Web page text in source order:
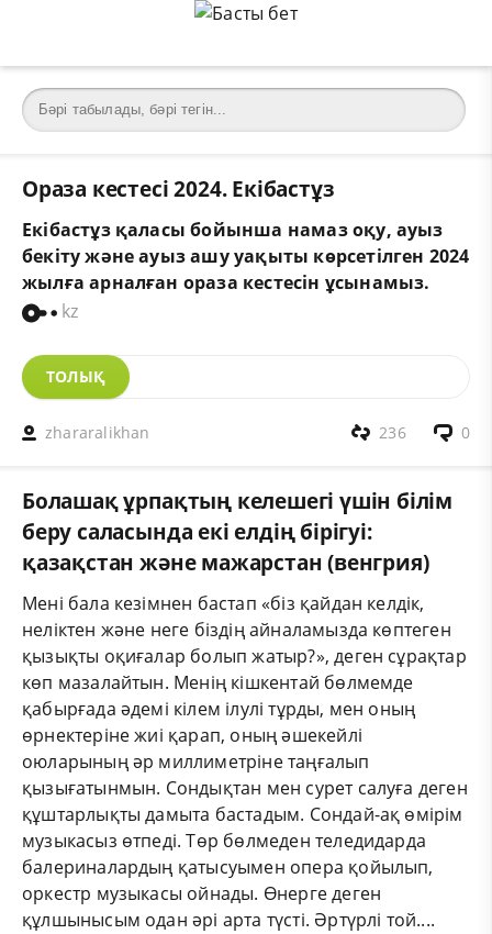
Ораза кестесі 2024. Екібастұз
Екібастұз қаласы бойынша намаз оқу, ауыз
бекіту және ауыз ашу уақыты көрсетілген 2024
жылға арналған ораза кестесін ұсынамыз.
kz
ТОЛЫҚ
zhararalikhan 0
236
Болашақ ұрпақтың келешегі үшін білім
беру саласында екі елдің бірігуі:
қазақстан және мажарстан (венгрия)
Мені бала кезімнен бастап «біз қайдан келдік,
неліктен және неге біздің айналамызда көптеген
қызықты оқиғалар болып жатыр?», деген сұрақтар
көп мазалайтын. Менің кішкентай бөлмемде
қабырғада әдемі кілем ілулі тұрды, мен оның
өрнектеріне жиі қарап, оның әшекейлі
оюларының әр миллиметріне таңғалып
қызығатынмын. Сондықтан мен сурет салуға деген
құштарлықты дамыта бастадым. Сондай-ақ өмірім
музыкасыз өтпеді. Төр бөлмеден теледидарда
балериналардың қатысуымен опера қойылып,
оркестр музыкасы ойнады. Өнерге деген
құлшынысым одан әрі арта түсті. Әртүрлі той....